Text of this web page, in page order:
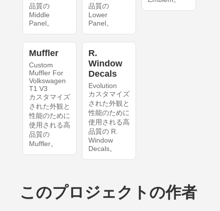
品質の
Middle
Panel。
品質の
Lower
Panel。
Muffler
Custom
Muffler For
Volkswagen
T1 V3
カスタマイズ
された外観と
性能のために
使用される高
品質の
Muffler。
R.
Window
Decals
Evolution
カスタマイズ
された外観と
性能のために
使用される高
品質の R.
Window
Decals。
このプロジェクトの作者